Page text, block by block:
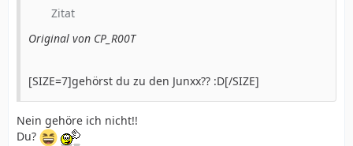
Zitat
Original von CP_R00T
[SIZE=7]gehörst du zu den Junxx?? :D[/SIZE]
Nein gehöre ich nicht!!
Du?